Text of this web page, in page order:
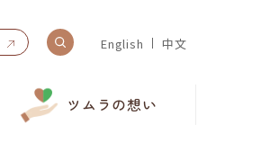
English 中文
ツムラの想い